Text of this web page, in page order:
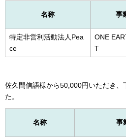
名称 事
特定非営利活動法人Pea
ce
ONE
T
佐久間信語様から50,000円いただき、
た。
名称 事